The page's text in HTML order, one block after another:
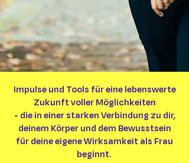
Impulse und Tools für eine lebenswerte
Zukunft voller Möglichkeiten
- die in einer starken Verbindung zu dir,
deinem Körper und dem Bewusstsein
für deine eigene Wirksamkeit als Frau
beginnt.